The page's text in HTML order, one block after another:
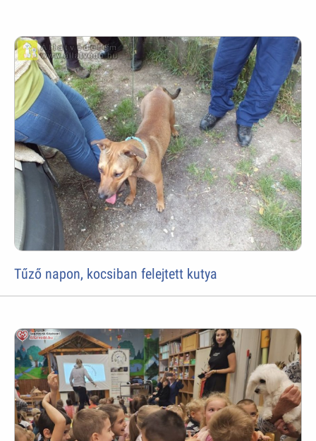
Tűző napon, kocsiban felejtett kutya